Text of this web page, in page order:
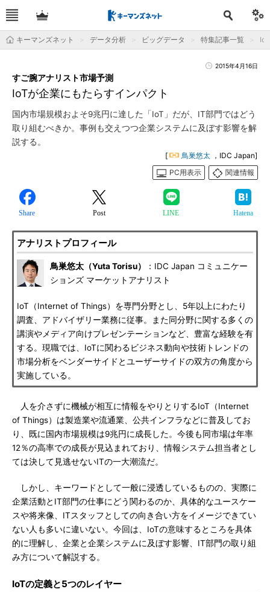
キーマンズネット データ分析 ビッグデータ 特集記事一覧
2015年4月16日
IoTが企業にもたらすインパクト
すご腕アナリスト市場予測
国内市場規模およそ9兆円に達した「IoT」だが、IT部門ではどう
取り組むべきか。事例も交えつつ企業システムに及ぼす影響を解
説する。
[ 鳥巣悠太 ，IDC Japan]
PC用表示
関連情報
Share Post LINE Hatena
アナリストプロフィール
鳥巣悠太（Yuta Torisu）
：IDC Japan コミュニケー
ションズ マーケットアナリスト
IoT（Internet of Things）を専門分野とし、5年以上にわたり
調査、アドバイザリー業務に従事。また同分野に関する多くの
講演やメディア向けプレゼンテーションなど、豊富な経験を有
する。現職では、IoTに関わるビジネス動向や技術トレンドの
市場分析をベンダーサイドとユーザーサイドの双方の角度から
実施している。
人を介さずに機械が相互に情報をやりとりするIoT（Internet
of Things）は製造業や流通業、公共インフラなどに普及してお
り、既に国内市場規模は9兆円に成長した。今後も同市場は年率
12％の高率での成長が見込まれており、情報システム担当者とし
ては決して見逃せないITの一大潮流だ。
しかし、キーワードとして一般に浸透しているものの、実際に
企業活動とIT部門の仕事にどう関わるのか、具体的なユースケー
スや将来像、ITスタッフとしての向き合い方をイメージできてい
ない人も多いに違いない。今回は、IoTの意味するところを具体
的に理解し、企業と企業システムに及ぼす影響、IT部門の取り組
み方について解説する。
IoTの定義と5つのレイヤー